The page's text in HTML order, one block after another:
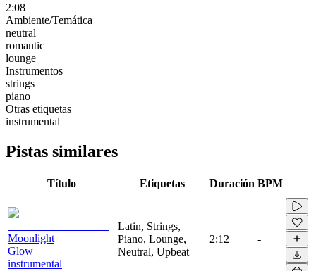
2:08
Ambiente/Temática
neutral
romantic
lounge
Instrumentos
strings
piano
Otras etiquetas
instrumental
Pistas similares
Título Etiquetas Duración BPM
Moonlight
Glow
instrumental
Latin, Strings,
Piano, Lounge,
Neutral, Upbeat
2:12 -